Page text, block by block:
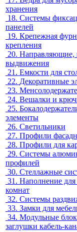
хранения
18. Системы
панелей
19. Крепежная
крепления
20. Направляющие,
выдвижения
21. Емкости для
22. Декоративные
23.
24. Вешалки и
25.
элементы
26. Светильники
27. Профили
28. Профили для
29. Системы
профилей
30. Стеллажные
31. Наполнение
комнат
32. Системы
33. Замки для
34. Модульные
заглушки кабель-